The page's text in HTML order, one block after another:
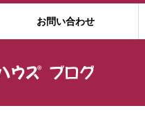
お問い合わせ